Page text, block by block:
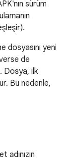
sürüm
dosyasını yeni
de
Dosya, ilk
Bu nedenle,
adınızın